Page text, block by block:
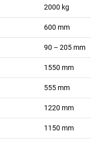
2000 kg
600 mm
90 – 205 mm
1550 mm
555 mm
1220 mm
1150 mm